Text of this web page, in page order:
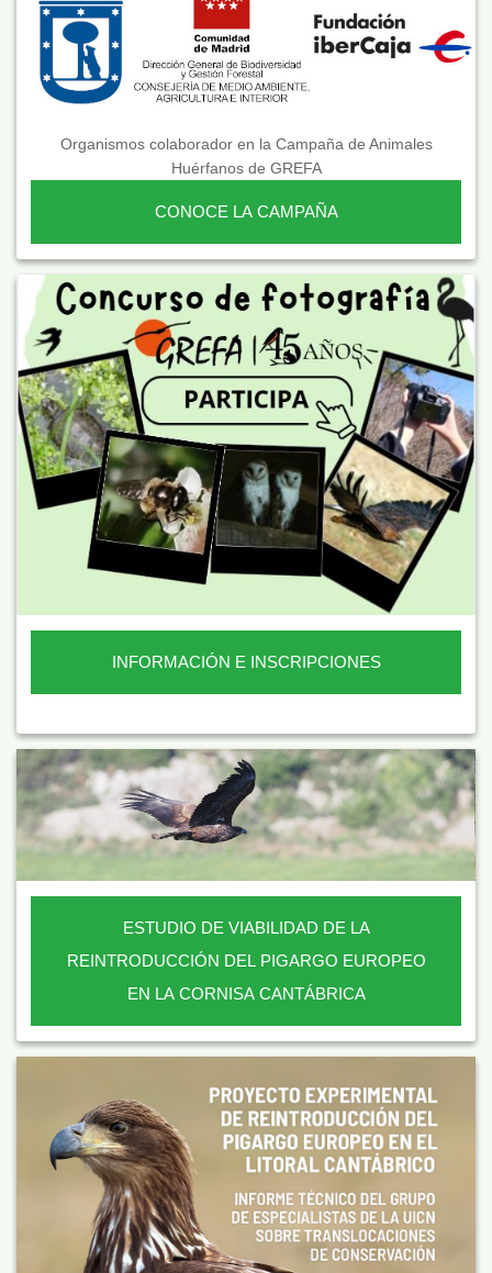
Organismos colaborador en la Campaña de Animales
Huérfanos de GREFA
CONOCE LA CAMPAÑA
INFORMACIÓN E INSCRIPCIONES
ESTUDIO DE VIABILIDAD DE LA
REINTRODUCCIÓN DEL PIGARGO EUROPEO
EN LA CORNISA CANTÁBRICA